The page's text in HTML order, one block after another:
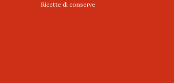
Ricette di conserve